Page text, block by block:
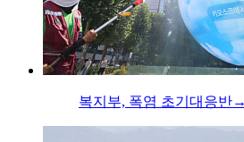
복지부, 폭염 초기대응반